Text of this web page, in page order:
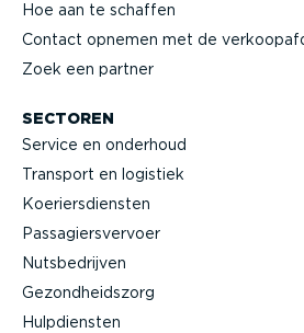
Hoe aan te schaffen
Contact opnemen met de
Zoek een partner
SECTOREN
Service en onderhoud
Transport en logistiek
Koeriers­diensten
Passa­giers­vervoer
Nutsbe­drijven
Gezond­heidszorg
Hulpdiensten